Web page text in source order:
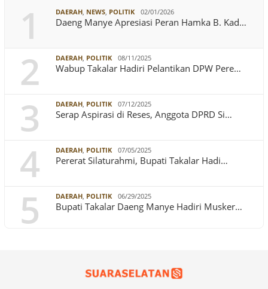
1 DAERAH, NEWS, POLITIK 02/01/2026
Daeng Manye Apresiasi Peran Hamka B. Kad…
2 DAERAH, POLITIK 08/11/2025
Wabup Takalar Hadiri Pelantikan DPW Pere…
3 DAERAH, POLITIK 07/12/2025
Serap Aspirasi di Reses, Anggota DPRD Si…
4 DAERAH, POLITIK 07/05/2025
Pererat Silaturahmi, Bupati Takalar Hadi…
5 DAERAH, POLITIK 06/29/2025
Bupati Takalar Daeng Manye Hadiri Musker…